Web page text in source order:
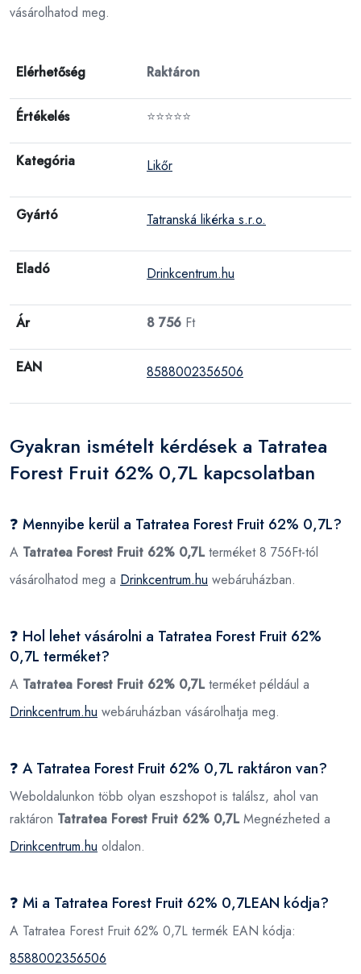
vásárolhatod meg.
Elérhetőség Raktáron
Értékelés ⭐⭐⭐⭐⭐
Kategória Likőr
Gyártó Tatranská likérka s.r.o.
Eladó Drinkcentrum.hu
Ár 8 756 Ft
EAN 8588002356506
Gyakran ismételt kérdések a Tatratea
Forest Fruit 62% 0,7L kapcsolatban
❓ Mennyibe kerül a Tatratea Forest Fruit 62% 0,7L?
A Tatratea Forest Fruit 62% 0,7Lterméket 8 756Ft-tól
vásárolhatod meg a Drinkcentrum.hu webáruházban.
❓ Hol lehet vásárolni a Tatratea Forest Fruit 62%
0,7L terméket?
A Tatratea Forest Fruit 62% 0,7Lterméket például a
Drinkcentrum.hu webáruházban vásárolhatja meg.
❓ A Tatratea Forest Fruit 62% 0,7L raktáron van?
Weboldalunkon több olyan eszshopot is találsz, ahol van
raktáron Tatratea Forest Fruit 62% 0,7LMegnézheted a
Drinkcentrum.hu oldalon.
❓ Mi a Tatratea Forest Fruit 62% 0,7LEAN kódja?
A Tatratea Forest Fruit 62% 0,7L termék EAN kódja:
8588002356506